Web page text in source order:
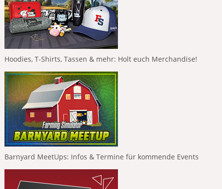
Hoodies, T-Shirts, Tassen & mehr: Holt euch Merchandise!
Barnyard MeetUps: Infos & Termine für kommende Events